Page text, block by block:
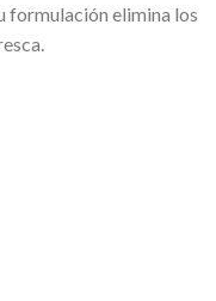
formulación elimina los